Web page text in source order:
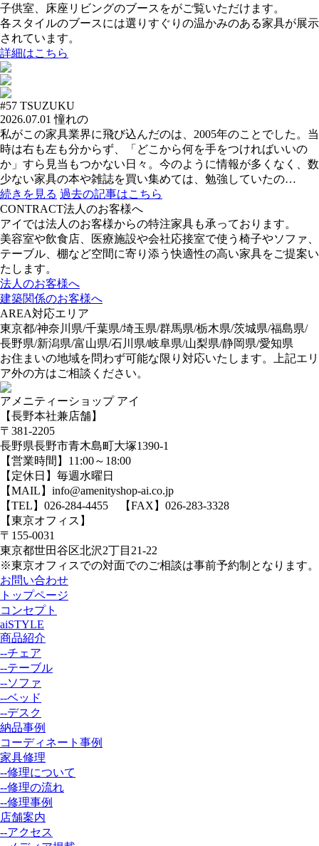
子供室、床座リビングのブースをがご覧いただけます。
各スタイルのブースには選りすぐりの温かみのある家具が展示
されています。
詳細はこちら
#57 TSUZUKU
2026.07.01 憧れの
私がこの家具業界に飛び込んだのは、2005年のことでした。当
時は右も左も分からず、「どこから何を手をつければいいの
か」すら見当もつかない日々。今のように情報が多くなく、数
少ない家具の本や雑誌を買い集めては、勉強していたの…
続きを見る 過去の記事はこちら
CONTRACT法人のお客様へ
アイでは法人のお客様からの特注家具も承っております。
美容室や飲食店、医療施設や会社応接室で使う椅子やソファ、
テーブル、棚など空間に寄り添う快適性の高い家具をご提案い
たします。
法人のお客様へ
建築関係のお客様へ
AREA対応エリア
東京都/神奈川県/千葉県/埼玉県/群馬県/栃木県/茨城県/福島県/
長野県/新潟県/富山県/石川県/岐阜県/山梨県/静岡県/愛知県
お住まいの地域を問わず可能な限り対応いたします。上記エリ
ア外の方はご相談ください。
アメニティーショップ アイ
【長野本社兼店舗】
〒381-2205
長野県長野市青木島町大塚1390-1
【営業時間】11:00～18:00
【定休日】毎週水曜日
【MAIL】info@amenityshop-ai.co.jp
【TEL】 026-284-4455 【FAX】026-283-3328
【東京オフィス】
〒155-0031
東京都世田谷区北沢2丁目21-22
※東京オフィスでの対面でのご相談は事前予約制となります。
お問い合わせ
トップページ
コンセプト
aiSTYLE
商品紹介
--チェア
--テーブル
--ソファ
--ベッド
--デスク
納品事例
コーディネート事例
家具修理
--修理について
--修理の流れ
--修理事例
店舗案内
--アクセス